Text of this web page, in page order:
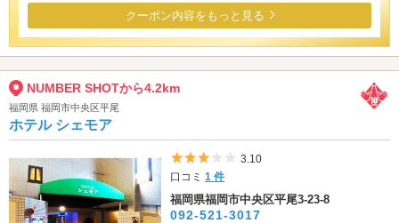
クーポン内容をもっと見る
NUMBER SHOTから4.2km
福岡県 福岡市中央区平尾
ホテル シェモア
5つ星のうち3
3.10
口コミ1 件
福岡県福岡市中央区平尾3-23-8
092-521-3017